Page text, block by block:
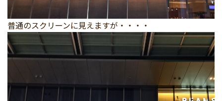
普通のスクリーンに見えますが・・・・